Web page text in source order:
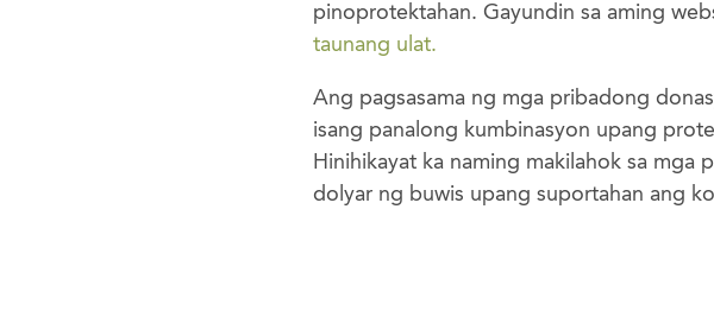
pinoprotektahan. Gayundin sa aming
taunang ulat.
Ang pagsasama ng mga pribadong
isang panalong kumbinasyon upang
Hinihikayat ka naming makilahok sa
dolyar ng buwis upang suportahan ang